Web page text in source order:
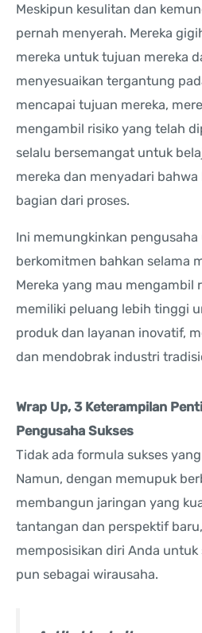
Meskipun kesulitan dan
pernah menyerah. Mereka
mereka untuk tujuan mereka
menyesuaikan tergantung
mencapai tujuan mereka,
mengambil risiko yang telah
selalu bersemangat untuk
mereka dan menyadari bahwa
bagian dari proses.
Ini memungkinkan
berkomitmen bahkan selama
Mereka yang mau mengambil
memiliki peluang lebih tinggi
produk dan layanan inovatif,
dan mendobrak industri
Wrap Up, 3 Keterampilan
Pengusaha Sukses
Tidak ada formula sukses
Namun, dengan memupuk
membangun jaringan yang
tantangan dan perspektif
memposisikan diri Anda
pun sebagai wirausaha.